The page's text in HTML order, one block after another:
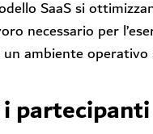
SaaS si
necessario per
ambiente